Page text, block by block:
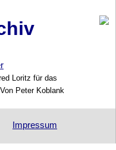
Loritz für das
Peter Koblank
Impressum